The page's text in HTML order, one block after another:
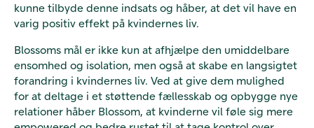
kunne tilbyde denne indsats og håber, at det vil have en
varig positiv effekt på kvindernes liv.
Blossoms mål er ikke kun at afhjælpe den umiddelbare
ensomhed og isolation, men også at skabe en langsigtet
forandring i kvindernes liv. Ved at give dem mulighed
for at deltage i et støttende fællesskab og opbygge nye
relationer håber Blossom, at kvinderne vil føle sig mere